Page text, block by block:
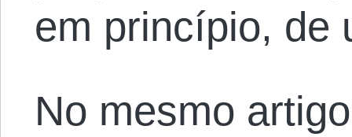
em princípio, de
No mesmo